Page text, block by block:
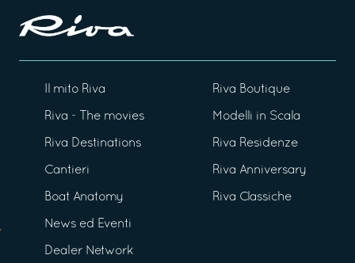
Il mito Riva
Riva - The movies
Riva Destinations
Cantieri
Boat Anatomy
News ed Eventi
Dealer Network
Riva Boutique
Modelli in Scala
Riva Residenze
Riva Anniversary
Riva Classiche